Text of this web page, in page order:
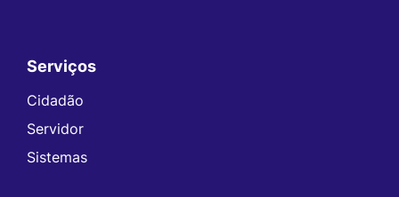
Seção do Rodapé e Contato
Serviços
Cidadão
Servidor
Sistemas